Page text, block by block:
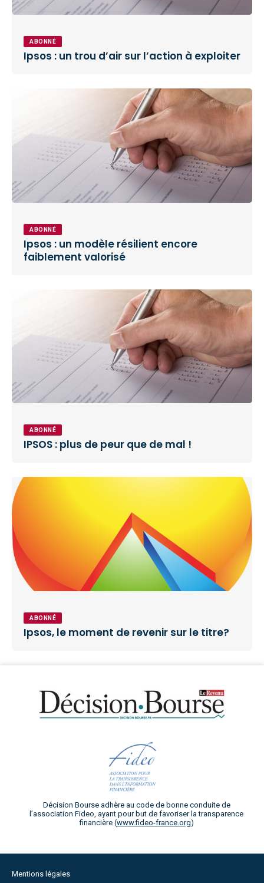
ABONNÉ
Ipsos : un trou d’air sur l’action à exploiter
ABONNÉ
Ipsos : un modèle résilient encore
faiblement valorisé
ABONNÉ
IPSOS : plus de peur que de mal !
ABONNÉ
Ipsos, le moment de revenir sur le titre?
Décision Bourse adhère au code de bonne conduite de
l’association Fideo, ayant pour but de favoriser la transparence
financière (www.fideo-france.org)
Mentions légales